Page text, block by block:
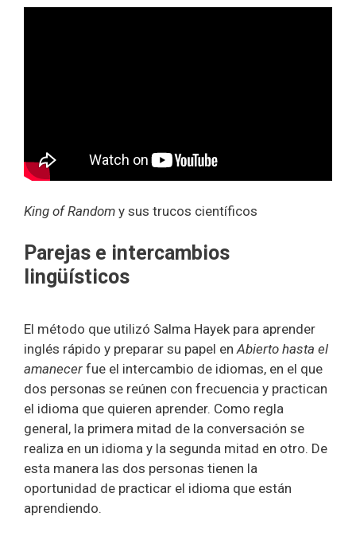
King of Random y sus trucos científicos
Parejas e intercambios
lingüísticos
El método que utilizó Salma Hayek para aprender
inglés rápido y preparar su papel en Abierto hasta el
amanecer fue el intercambio de idiomas, en el que
dos personas se reúnen con frecuencia y practican
el idioma que quieren aprender. Como regla
general, la primera mitad de la conversación se
realiza en un idioma y la segunda mitad en otro. De
esta manera las dos personas tienen la
oportunidad de practicar el idioma que están
aprendiendo.